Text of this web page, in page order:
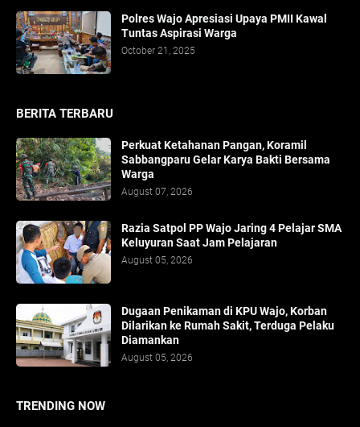
Polres Wajo Apresiasi Upaya PMII Kawal
Tuntas Aspirasi Warga
October 21, 2025
BERITA TERBARU
Perkuat Ketahanan Pangan, Koramil
Sabbangparu Gelar Karya Bakti Bersama
Warga
August 07, 2026
Razia Satpol PP Wajo Jaring 4 Pelajar SMA
Keluyuran Saat Jam Pelajaran
August 05, 2026
Dugaan Penikaman di KPU Wajo, Korban
Dilarikan ke Rumah Sakit, Terduga Pelaku
Diamankan
August 05, 2026
TRENDING NOW